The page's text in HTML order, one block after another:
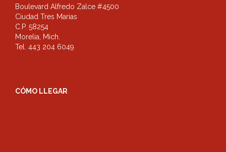
Boulevard Alfredo Zalce #4500
Ciudad Tres Marias
C.P. 58254
Morelia, Mich.
Tel. 443 204 6049
CÓMO LLEGAR